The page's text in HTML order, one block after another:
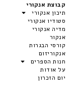
קבוצת אנקורי
תיכון אנקורי
סטודיו אנקורי
מדיה אנקורי
אנקור
קורסי הבגרות
אנקוריזום
חנות הספרים
על אודות
יום הזכרון